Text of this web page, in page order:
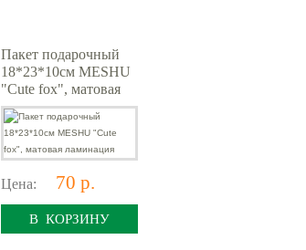
Пакет подарочный
18*23*10см MESHU
"Cute fox", матовая
ламинация
Цена: 70 р.
В КОРЗИНУ